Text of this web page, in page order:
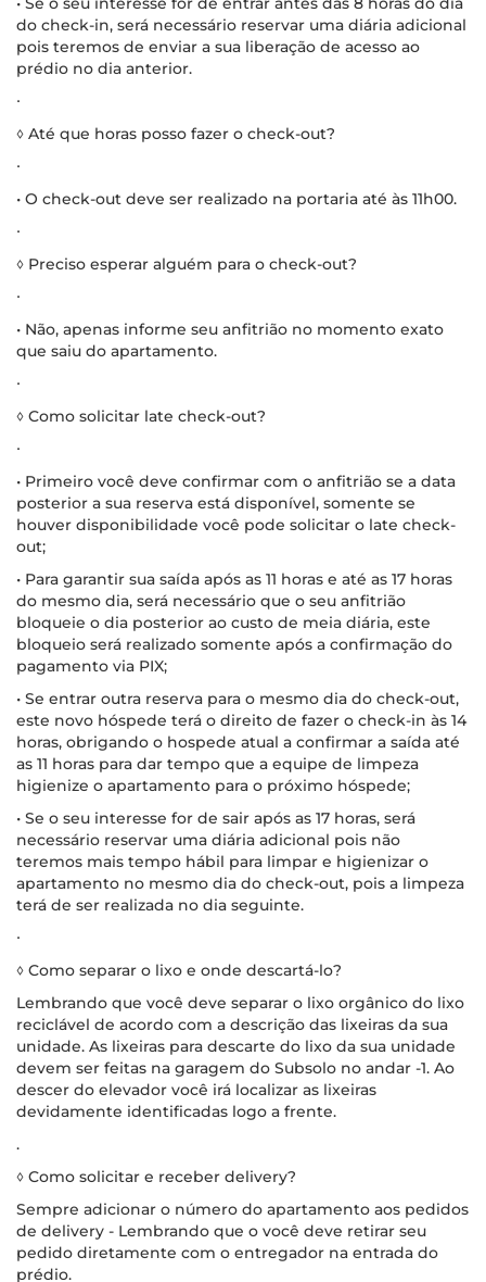
do check-in, será necessário reservar uma diária adicional
pois teremos de enviar a sua liberação de acesso ao
prédio no dia anterior.
∙
◊ Até que horas posso fazer o check-out?
∙
• O check-out deve ser realizado na portaria até às 11h00.
∙
◊ Preciso esperar alguém para o check-out?
∙
• Não, apenas informe seu anfitrião no momento exato
que saiu do apartamento.
∙
◊ Como solicitar late check-out?
∙
• Primeiro você deve confirmar com o anfitrião se a data
posterior a sua reserva está disponível, somente se
houver disponibilidade você pode solicitar o late check-
out;
• Para garantir sua saída após as 11 horas e até as 17 horas
do mesmo dia, será necessário que o seu anfitrião
bloqueie o dia posterior ao custo de meia diária, este
bloqueio será realizado somente após a confirmação do
pagamento via PIX;
• Se entrar outra reserva para o mesmo dia do check-out,
este novo hóspede terá o direito de fazer o check-in às 14
horas, obrigando o hospede atual a confirmar a saída até
as 11 horas para dar tempo que a equipe de limpeza
higienize o apartamento para o próximo hóspede;
• Se o seu interesse for de sair após as 17 horas, será
necessário reservar uma diária adicional pois não
teremos mais tempo hábil para limpar e higienizar o
apartamento no mesmo dia do check-out, pois a limpeza
terá de ser realizada no dia seguinte.
∙
◊ Como separar o lixo e onde descartá-lo?
Lembrando que você deve separar o lixo orgânico do lixo
reciclável de acordo com a descrição das lixeiras da sua
unidade. As lixeiras para descarte do lixo da sua unidade
devem ser feitas na garagem do Subsolo no andar -1. Ao
descer do elevador você irá localizar as lixeiras
devidamente identificadas logo a frente.
.
◊ Como solicitar e receber delivery?
Sempre adicionar o número do apartamento aos pedidos
de delivery - Lembrando que o você deve retirar seu
pedido diretamente com o entregador na entrada do
prédio.